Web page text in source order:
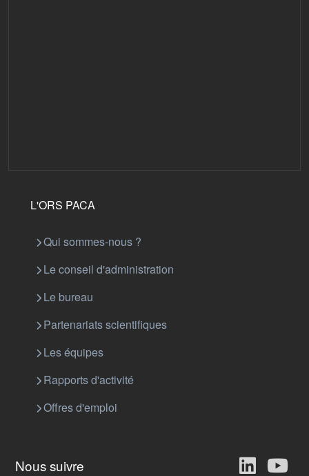
L'ORS PACA
Qui sommes-nous ?
Le conseil d'administration
Le bureau
Partenariats scientifiques
Les équipes
Rapports d'activité
Offres d'emploi
Nous suivre